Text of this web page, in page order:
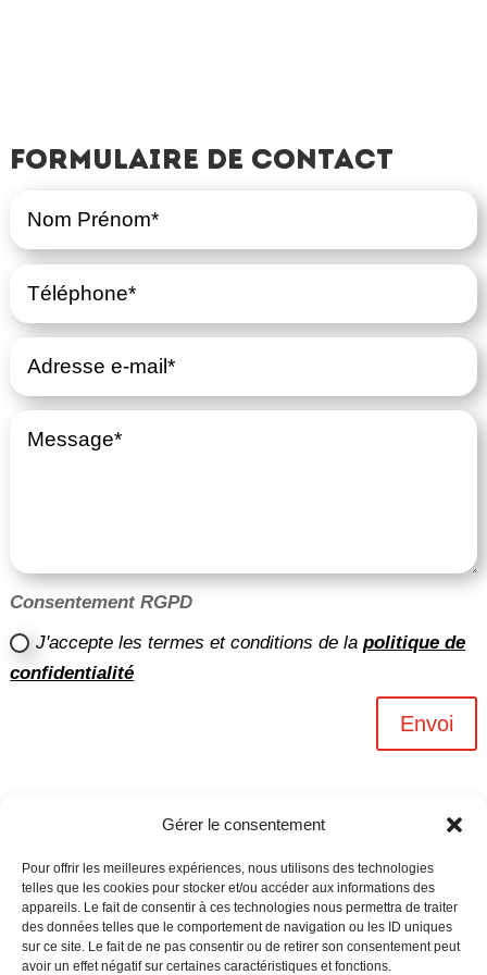
Gérer le consentement
Pour offrir les meilleures expériences, nous utilisons des technologies
telles que les cookies pour stocker et/ou accéder aux informations des
appareils. Le fait de consentir à ces technologies nous permettra de traiter
des données telles que le comportement de navigation ou les ID uniques
sur ce site. Le fait de ne pas consentir ou de retirer son consentement peut
avoir un effet négatif sur certaines caractéristiques et fonctions.
Formulaire de contact
Consentement RGPD
J'accepte les termes et conditions de lapolitique de
confidentialité
Envoi